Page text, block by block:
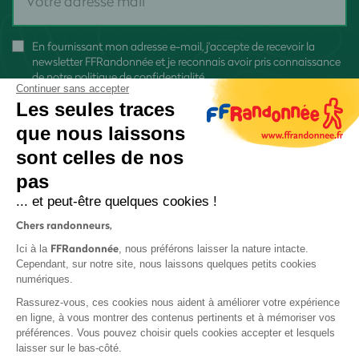
En fournissant mon adresse e-mail, j'accepte de recevoir la
newsletter FFRandonnée et je reconnais avoir pris connaissance
denotre politique de confidentialité
Protection des données
Politique de confidentialité
Continuer sans accepter
Les seules traces
que nous laissons
sont celles de nos
pas
... et peut-être quelques cookies !
Chers randonneurs,
Ici à la FFRandonnée, nous préférons laisser la nature intacte.
Cependant, sur notre site, nous laissons quelques petits cookies
numériques.
Rassurez-vous, ces cookies nous aident à améliorer votre expérience
en ligne, à vous montrer des contenus pertinents et à mémoriser vos
préférences. Vous pouvez choisir quels cookies accepter et lesquels
laisser sur le bas-côté.